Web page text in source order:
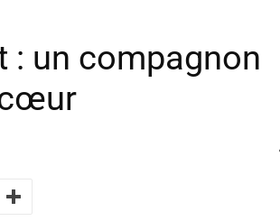
: un compagnon